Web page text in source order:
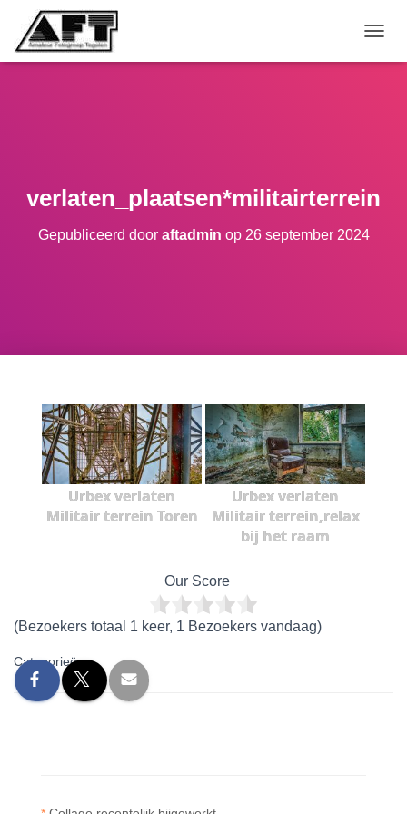
verlaten_plaatsen*militairterrein
Gepubliceerd door aftadmin op 26 september 2024
Urbex verlaten
Militair terrein Toren
Urbex verlaten
Militair terrein,relax
bij het raam
Our Score
(Bezoekers totaal 1 keer, 1 Bezoekers vandaag)
Categorieën: